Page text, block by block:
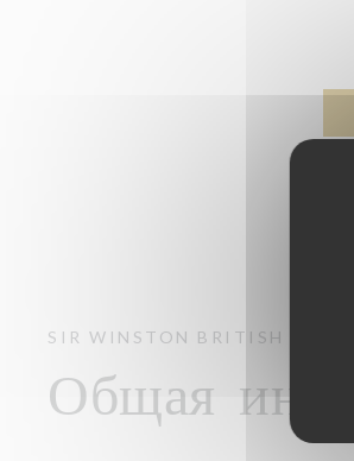
SIR WINSTON BRITISH PUB
Общая